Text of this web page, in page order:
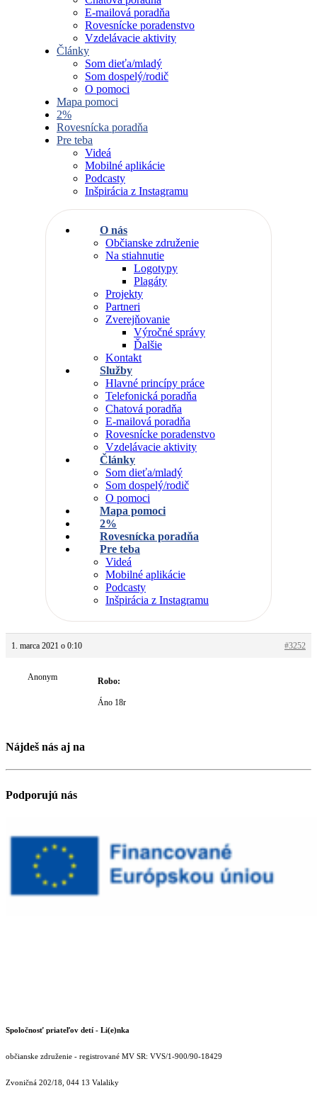
E-mailová poradňa
Rovesnícke poradenstvo
Vzdelávacie aktivity
Články
Som dieťa/mladý
Som dospelý/rodič
O pomoci
Mapa pomoci
2%
Rovesnícka poradňa
Pre teba
Videá
Mobilné aplikácie
Podcasty
Inšpirácia z Instagramu
O nás
Občianske združenie
Na stiahnutie
Logotypy
Plagáty
Projekty
Partneri
Zverejňovanie
Výročné správy
Ďalšie
Kontakt
Služby
Hlavné princípy práce
Telefonická poradňa
Chatová poradňa
E-mailová poradňa
Rovesnícke poradenstvo
Vzdelávacie aktivity
Články
Som dieťa/mladý
Som dospelý/rodič
O pomoci
Mapa pomoci
2%
Rovesnícka poradňa
Pre teba
Videá
Mobilné aplikácie
Podcasty
Inšpirácia z Instagramu
1. marca 2021 o 0:10 #3252
Anonym Robo:
Áno 18r
Nájdeš nás aj na
Podporujú nás
Spoločnosť priateľov detí - Li(e)nka
občianske združenie - registrované MV SR: VVS/1-900/90-18429
Zvoničná 202/18, 044 13 Valaliky